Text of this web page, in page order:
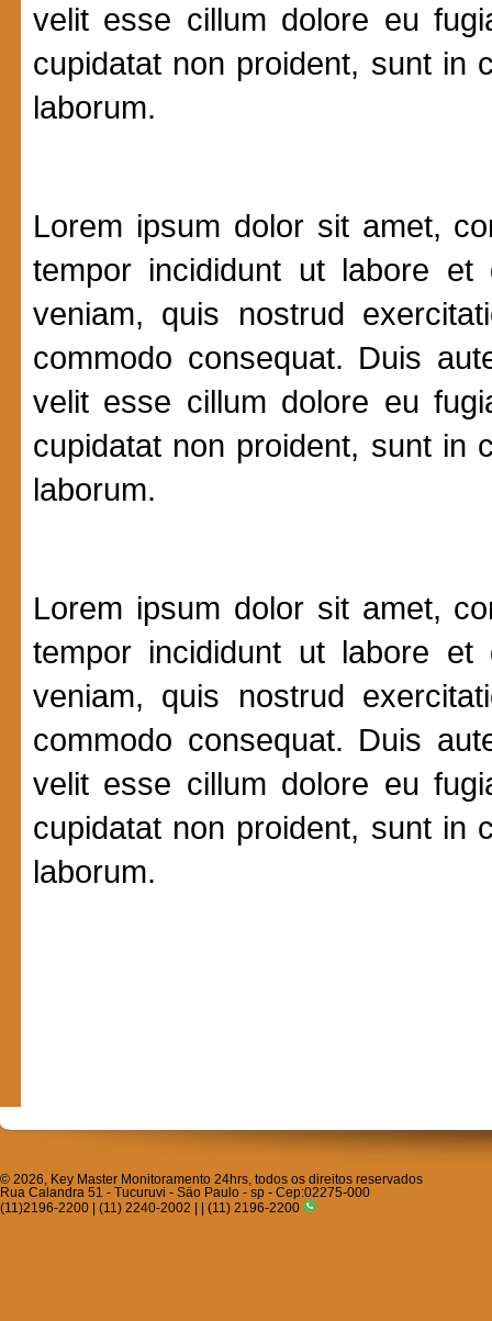
velit esse cillum dolore eu
cupidatat non proident, sunt in
laborum.
Lorem ipsum dolor sit amet,
tempor incididunt ut labore
veniam, quis nostrud
commodo consequat. Duis
velit esse cillum dolore eu
cupidatat non proident, sunt in
laborum.
Lorem ipsum dolor sit amet,
tempor incididunt ut labore
veniam, quis nostrud
commodo consequat. Duis
velit esse cillum dolore eu
cupidatat non proident, sunt in
laborum.
© 2026, Key Master Monitoramento 24hrs, todos os direitos reservados
Rua Calandra 51 - Tucuruvi - Säo Paulo - sp - Cep:02275-000
(11)2196-2200 | (11) 2240-2002 | | (11) 2196-2200